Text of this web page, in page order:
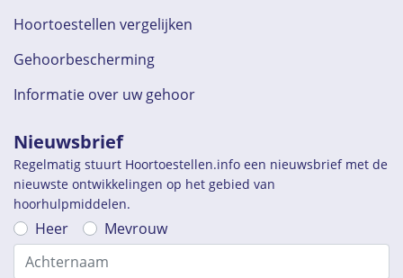
Hoortoestellen vergelijken
Gehoorbescherming
Informatie over uw gehoor
Nieuwsbrief
Regelmatig stuurt Hoortoestellen.info een nieuwsbrief met de
nieuwste ontwikkelingen op het gebied van
hoorhulpmiddelen.
Heer Mevrouw